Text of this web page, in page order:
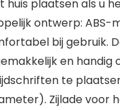
huis plaatsen als u
ontwerp:
bij gebruik.
en handig
te
Zijlade voor